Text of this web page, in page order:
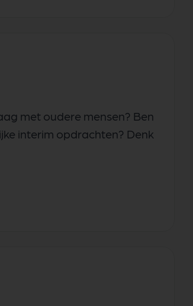
met oudere mensen? Ben
interim opdrachten? Denk